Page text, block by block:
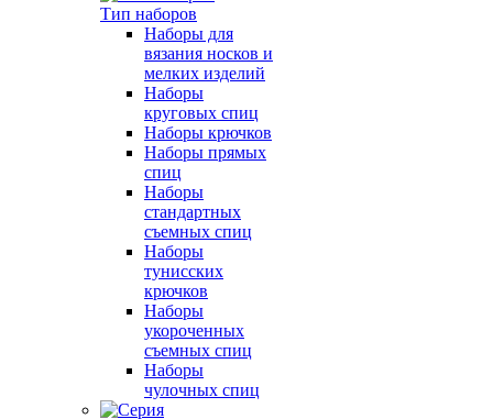
Тип наборов
Наборы для
вязания носков и
мелких изделий
Наборы
круговых спиц
Наборы крючков
Наборы прямых
спиц
Наборы
стандартных
съемных спиц
Наборы
тунисских
крючков
Наборы
укороченных
съемных спиц
Наборы
чулочных спиц